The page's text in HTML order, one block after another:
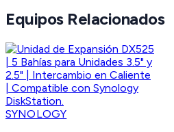
Equipos Relacionados
SYNOLOGY